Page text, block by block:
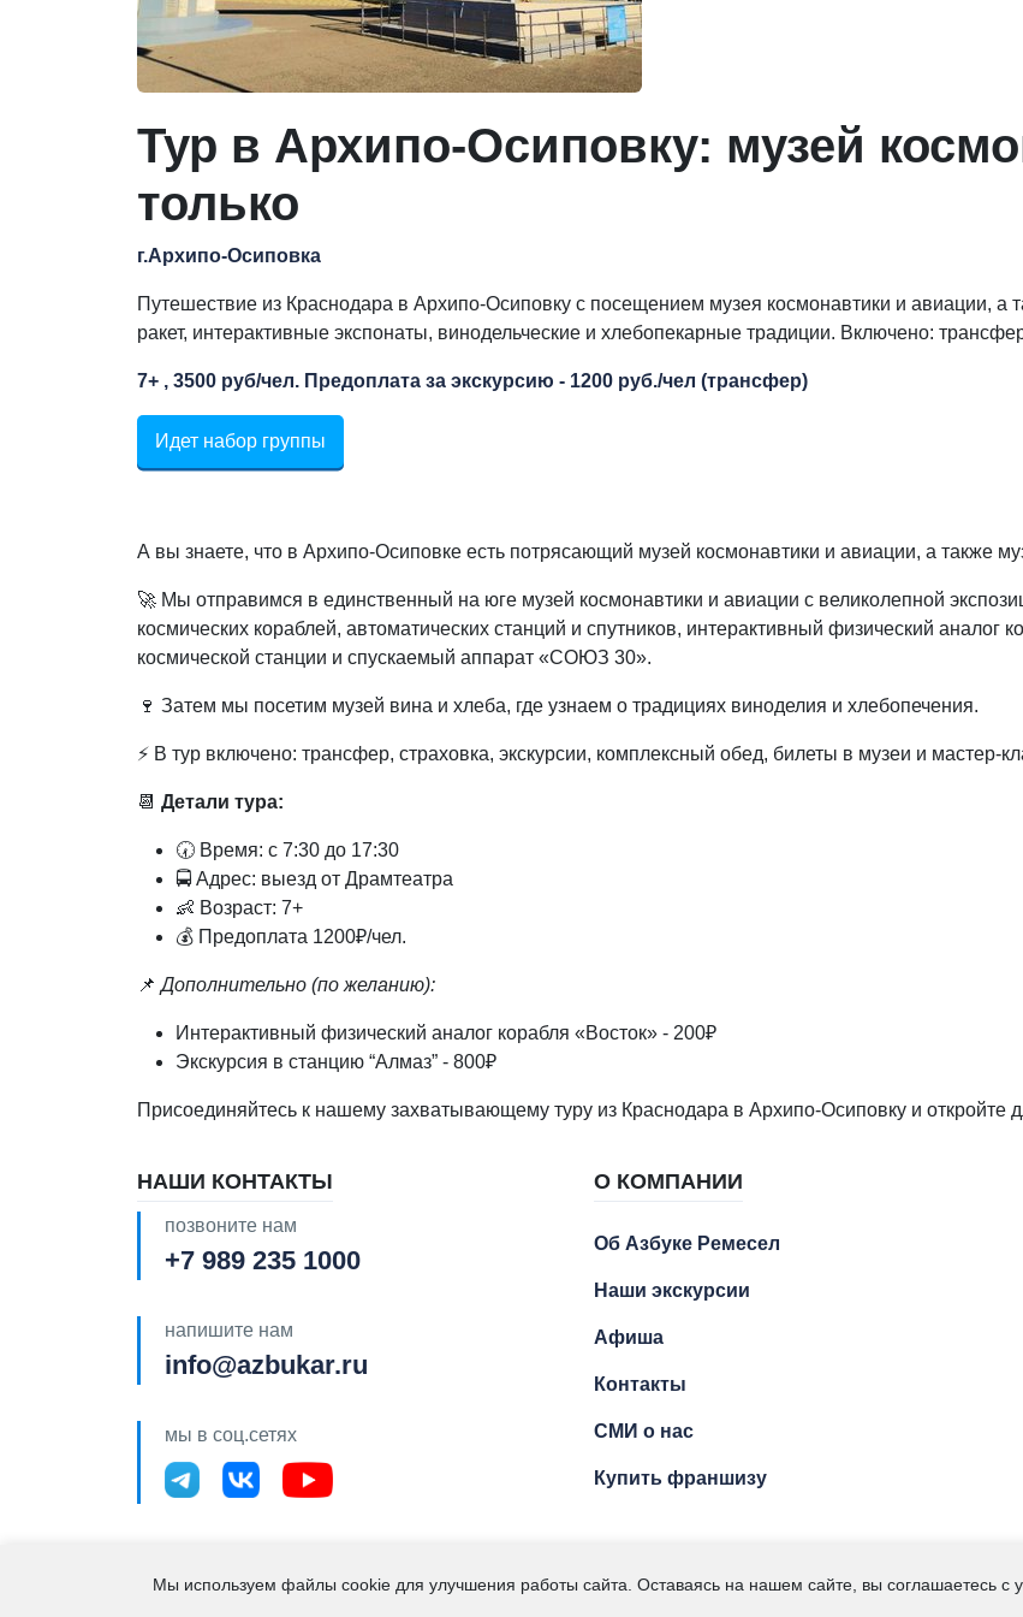
Тур в Архипо-Осиповку: музей
только
г.Архипо-Осиповка
Путешествие из Краснодара в Архипо-Осиповку с посещением музея космонавтики и авиации, а
ракет, интерактивные экспонаты, винодельческие и хлебопекарные традиции. Включено:
7+ , 3500 руб/чел. Предоплата за экскурсию - 1200 руб./чел (трансфер)
Идет набор группы
А вы знаете, что в Архипо-Осиповке есть потрясающий музей космонавтики и авиации, а также
🚀 Мы отправимся в единственный на юге музей космонавтики и авиации с великолепной
космических кораблей, автоматических станций и спутников, интерактивный физический аналог
космической станции и спускаемый аппарат «СОЮЗ 30».
🍷 Затем мы посетим музей вина и хлеба, где узнаем о традициях виноделия и хлебопечения.
⚡️ В тур включено: трансфер, страховка, экскурсии, комплексный обед, билеты в музеи и мастер-
📆 Детали тура:
🕢 Время: с 7:30 до 17:30
🚍 Адрес: выезд от Драмтеатра
👶 Возраст: 7+
💰 Предоплата 1200₽/чел.
📌Дополнительно (по желанию):
Интерактивный физический аналог корабля «Восток» - 200₽
Экскурсия в станцию “Алмаз” - 800₽
Присоединяйтесь к нашему захватывающему туру из Краснодара в Архипо-Осиповку и откройте
НАШИ КОНТАКТЫ
позвоните нам
+7 989 235 1000
напишите нам
info@azbukar.ru
мы в соц.сетях
О КОМПАНИИ
Об Азбуке Ремесел
Наши экскурсии
Афиша
Контакты
СМИ о нас
Купить франшизу
2021 – 2026. "Азбука Ремесел" – экскурсии для детей и подростков. ИП
Мы используем файлы cookie для улучшения работы сайта. Оставаясь на нашем сайте, вы соглашаетесь с